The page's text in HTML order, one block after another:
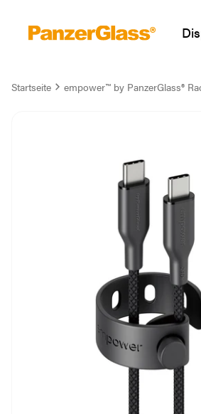
Startseite empower™ by PanzerGlass®